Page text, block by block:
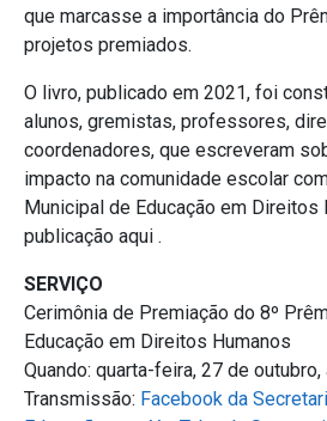
que marcasse a importância do
projetos premiados.
O livro, publicado em 2021, foi
alunos, gremistas, professores,
coordenadores, que escreveram
impacto na comunidade escolar
Municipal de Educação em Direitos
publicação aqui .
SERVIÇO
Cerimônia de Premiação do 8º
Educação em Direitos Humanos
Quando: quarta-feira, 27 de
Transmissão: Facebook da